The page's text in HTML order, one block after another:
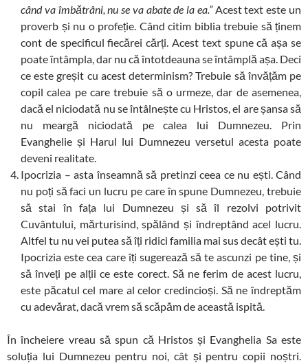
când va îmbătrâni, nu se va abate de la ea.”Acest text este un
proverb și nu o profeție. Când citim biblia trebuie să ținem
cont de specificul fiecărei cărți. Acest text spune că așa se
poate întâmpla, dar nu că întotdeauna se întâmplă așa. Deci
ce este greșit cu acest determinism? Trebuie să învățăm pe
copil calea pe care trebuie să o urmeze, dar de asemenea,
dacă el niciodată nu se întâlnește cu Hristos, el are șansa să
nu meargă niciodată pe calea lui Dumnezeu. Prin
Evanghelie și Harul lui Dumnezeu versetul acesta poate
deveni realitate.
Ipocrizia – asta înseamnă să pretinzi ceea ce nu ești. Când
nu poți să faci un lucru pe care în spune Dumnezeu, trebuie
să stai în fața lui Dumnezeu și să îl rezolvi potrivit
Cuvântului, mărturisind, spălând și îndreptând acel lucru.
Altfel tu nu vei putea să îți ridici familia mai sus decât ești tu.
Ipocrizia este cea care îți sugerează să te ascunzi pe tine, și
să înveți pe alții ce este corect. Să ne ferim de acest lucru,
este păcatul cel mare al celor credincioși. Să ne îndreptăm
cu adevărat, dacă vrem să scăpăm de această ispită.
În încheiere vreau să spun că Hristos și Evanghelia Sa este
soluția lui Dumnezeu pentru noi, cât și pentru copii noștri.